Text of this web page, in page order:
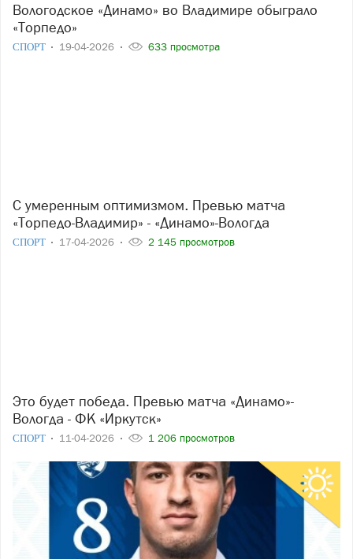
Вологодское «Динамо» во Владимире обыграло
«Торпедо»
СПОРТ 19-04-2026 633 просмотра
С умеренным оптимизмом. Превью матча
«Торпедо-Владимир» - «Динамо»-Вологда
СПОРТ 17-04-2026 2 145 просмотров
Это будет победа. Превью матча «Динамо»-
Вологда - ФК «Иркутск»
СПОРТ 11-04-2026 1 206 просмотров